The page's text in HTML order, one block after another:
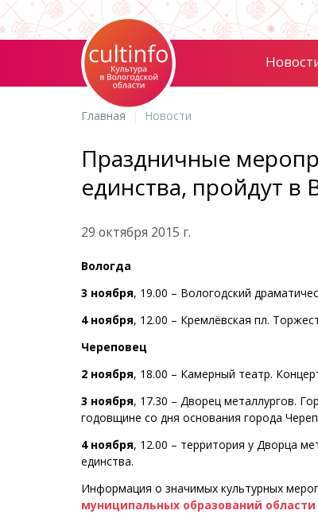
Главная Новости
Праздничные
единства, пройдут в
29 октября 2015 г.
Вологда
3 ноября, 19.00 – Вологодский
4 ноября, 12.00 – Кремлёвская пл.
Череповец
2 ноября, 18.00 – Камерный театр.
3 ноября, 17.30 – Дворец металлургов.
годовщине со дня основания города
4 ноября, 12.00 – территория у Дворца
единства.
Информация о значимых культурных
муниципальных образований области